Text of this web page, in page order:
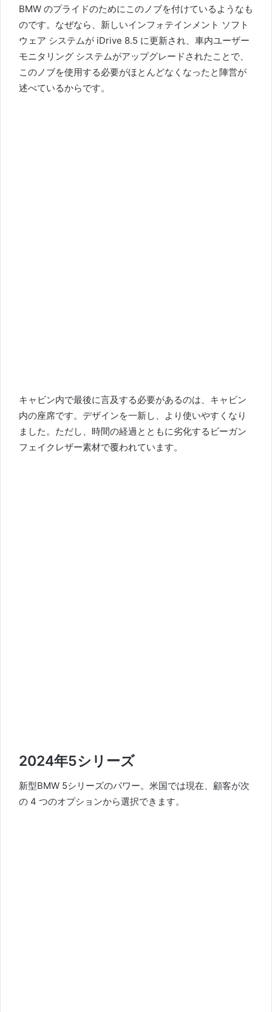
BMW のプライドのためにこのノブを付けているようなも
のです。なぜなら、新しいインフォテインメント ソフト
ウェア システムが iDrive 8.5 に更新され、車内ユーザー
モニタリング システムがアップグレードされたことで、
このノブを使用する必要がほとんどなくなったと陣営が
述べているからです。
キャビン内で最後に言及する必要があるのは、キャビン
内の座席です。 デザインを一新し、より使いやすくなり
ました。 ただし、時間の経過とともに劣化するビーガン
フェイクレザー素材で覆われています。
2024年5シリーズ
新型BMW 5シリーズのパワー。 米国では現在、顧客が次
の 4 つのオプションから選択できます。